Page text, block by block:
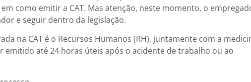
como emitir a CAT. Mas atenção, neste momento, o
e seguir dentro da legislação.
na CAT é o Recursos Humanos (RH), juntamente com a
emitido até 24 horas úteis após o acidente de trabalho ou ao